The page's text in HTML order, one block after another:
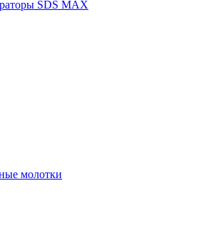
SDS MAX
молотки